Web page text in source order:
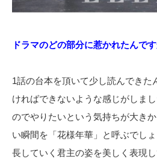
ドラマのどの部分に惹かれたんで
1話の台本を頂いて少し読んできた
ければできないような感じがしま
のでやりたいという気持ちが大き
い瞬間を「花様年華」と呼ぶでし
長していく君主の姿を美しく表現し